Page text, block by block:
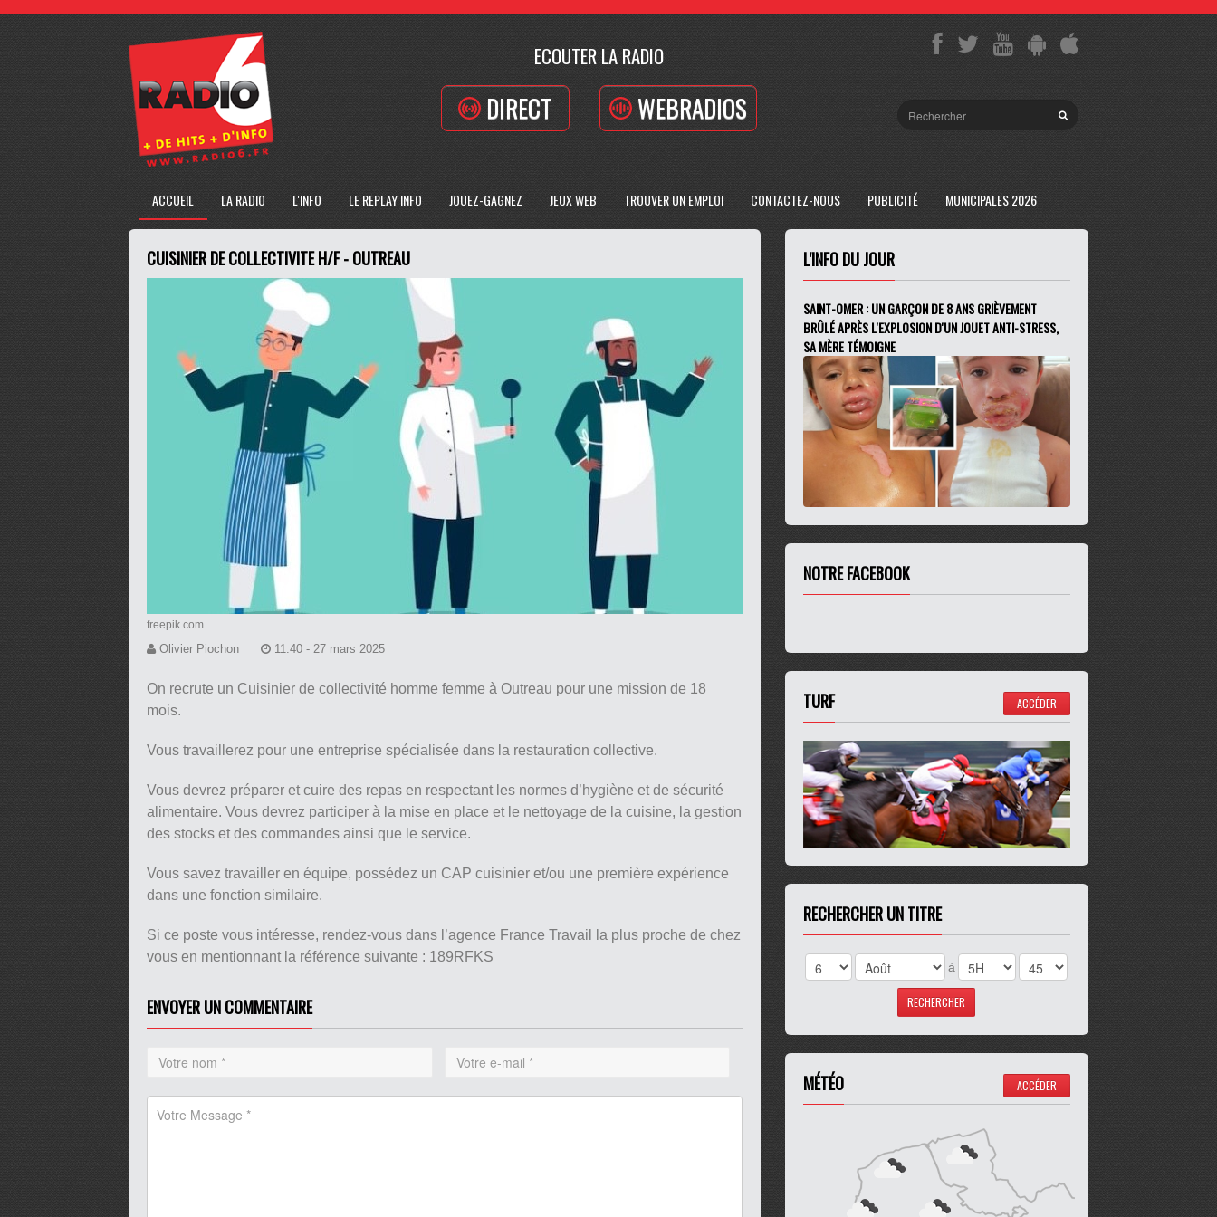
ECOUTER LA RADIO
DIRECT WEBRADIOS
ACCUEIL LA RADIO L'INFO LE REPLAY INFO JOUEZ-GAGNEZ JEUX WEB TROUVER UN EMPLOI CONTACTEZ-NOUS PUBLICITÉ MUNICIPALES 2026
CUISINIER DE COLLECTIVITE H/F - OUTREAU
freepik.com
Olivier Piochon 11:40 - 27 mars 2025
On recrute un Cuisinier de collectivité homme femme à Outreau pour une mission de 18
mois.
Vous travaillerez pour une entreprise spécialisée dans la restauration collective.
Vous devrez préparer et cuire des repas en respectant les normes d’hygiène et de sécurité
alimentaire. Vous devrez participer à la mise en place et le nettoyage de la cuisine, la gestion
des stocks et des commandes ainsi que le service.
Vous savez travailler en équipe, possédez un CAP cuisinier et/ou une première expérience
dans une fonction similaire.
Si ce poste vous intéresse, rendez-vous dans l’agence France Travail la plus proche de chez
vous en mentionnant la référence suivante : 189RFKS
ENVOYER UN COMMENTAIRE
L'INFO DU JOUR
SAINT-OMER : UN GARÇON DE 8 ANS GRIÈVEMENT
BRÛLÉ APRÈS L'EXPLOSION D'UN JOUET ANTI-STRESS,
SA MÈRE TÉMOIGNE
NOTRE FACEBOOK
TURF ACCÉDER
RECHERCHER UN TITRE
à
MÉTÉO ACCÉDER